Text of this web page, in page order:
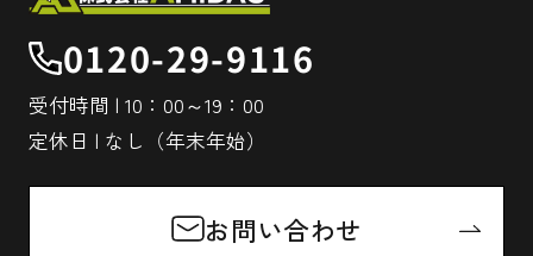
0120-29-9116
受付時間 | 10：00～19：00
定休日 | なし（年末年始）
お問い合わせ